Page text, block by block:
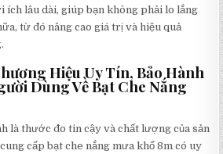
ích lâu dài, giúp bạn không phải lo lắng
từ đó nâng cao giá trị và hiệu quả
Hiệu Uy Tín, Bảo Hành
Dùng Về Bạt Che Nắng
là thước đo tin cậy và chất lượng của sản
cấp bạt che nắng mưa khổ 8m có uy